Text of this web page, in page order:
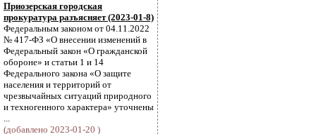
Приозерская городская
прокуратура разъясняет (2023-01-8)
Федеральным законом от 04.11.2022
№ 417-ФЗ «О внесении изменений в
Федеральный закон «О гражданской
обороне» и статьи 1 и 14
Федерального закона «О защите
населения и территорий от
чрезвычайных ситуаций природного
и техногенного характера» уточнены
...
(добавлено 2023-01-20 )